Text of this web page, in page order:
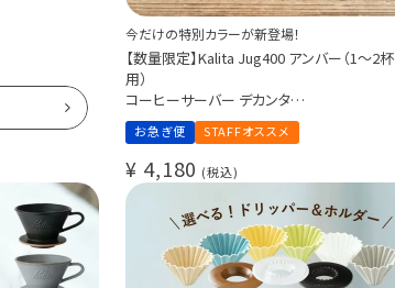
今だけの特別カラーが新登場！
【数量限定】Kalita Jug400 アンバー（1～2杯
用）
コーヒーサーバー デカンタ
耐熱ガラス製 満水400ml
※お一人様2個まで
お急ぎ便 STAFFオススメ
¥ 4,180 税込